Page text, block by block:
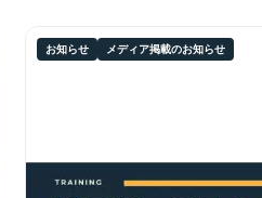
お知らせ メディア掲載のお知らせ